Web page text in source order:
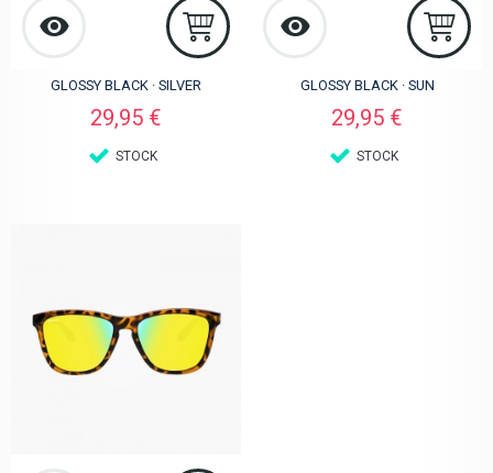
GLOSSY BLACK · SILVER
Preis
29,95 €
STOCK
GLOSSY BLACK · SUN
Preis
29,95 €
STOCK